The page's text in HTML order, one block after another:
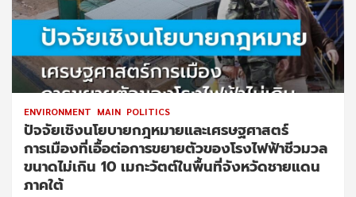
ENVIRONMENT MAIN POLITICS
ปัจจัยเชิงนโยบายกฎหมายและเศรษฐศาสตร์
การเมืองที่เอื้อต่อการขยายตัวของโรงไฟฟ้าชีวมวล
ขนาดไม่เกิน 10 เมกะวัตต์ในพื้นที่จังหวัดชายแดน
ภาคใต้